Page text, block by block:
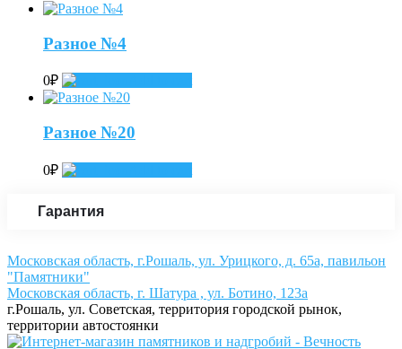
Разное №4
0₽
Разное №20
0₽
Гарантия
Московская область, г.Рошаль, ул. Урицкого, д. 65а, павильон
"Памятники"
Московская область, г. Шатура , ул. Ботино, 123а
г.Рошаль, ул. Советская, территория городской рынок,
территории автостоянки